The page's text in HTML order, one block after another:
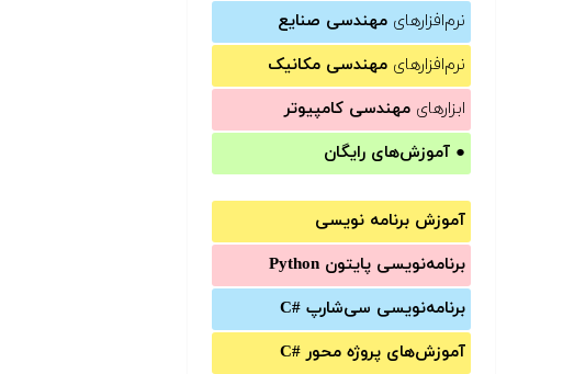
نرم‌افزارهای مهندسی صنایع
نرم‌افزارهای مهندسی مکانیک
ابزارهای مهندسی کامپیوتر
● آموزش‌های رایگان
آموزش برنامه نویسی
برنامه‌نویسی پایتون Python
برنامه‌‌نویسی سی‌شارپ C#‎
آموزش‌های پروژه محور #C